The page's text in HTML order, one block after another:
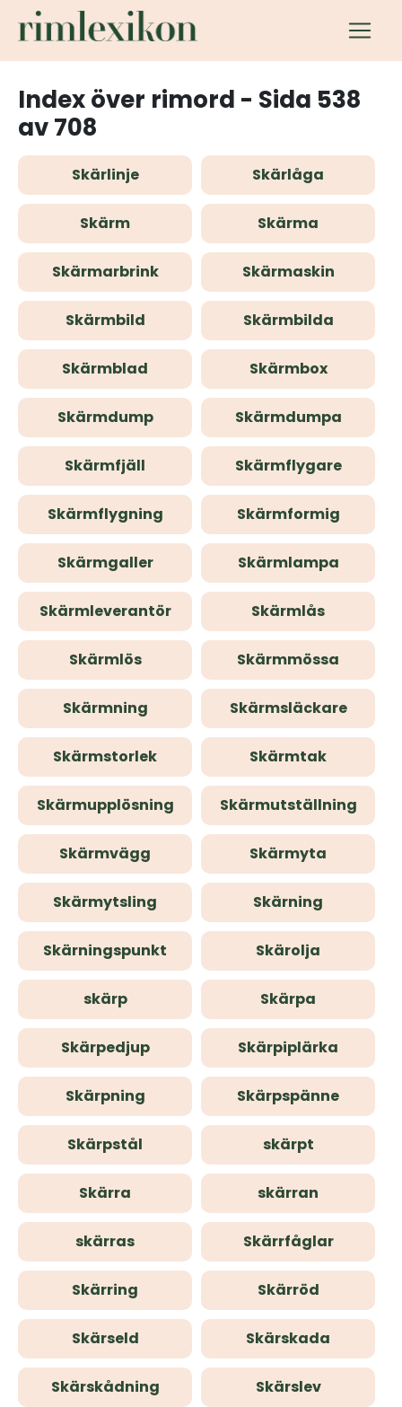
Index över rimord - Sida 538
av 708
Skärlinje Skärlåga
Skärm Skärma
Skärmarbrink Skärmaskin
Skärmbild Skärmbilda
Skärmblad Skärmbox
Skärmdump Skärmdumpa
Skärmfjäll Skärmflygare
Skärmflygning Skärmformig
Skärmgaller Skärmlampa
Skärmleverantör Skärmlås
Skärmlös Skärmmössa
Skärmning Skärmsläckare
Skärmstorlek Skärmtak
Skärmupplösning Skärmutställning
Skärmvägg Skärmyta
Skärmytsling Skärning
Skärningspunkt Skärolja
skärp Skärpa
Skärpedjup Skärpiplärka
Skärpning Skärpspänne
Skärpstål skärpt
Skärra skärran
skärras Skärrfåglar
Skärring Skärröd
Skärseld Skärskada
Skärskådning Skärslev